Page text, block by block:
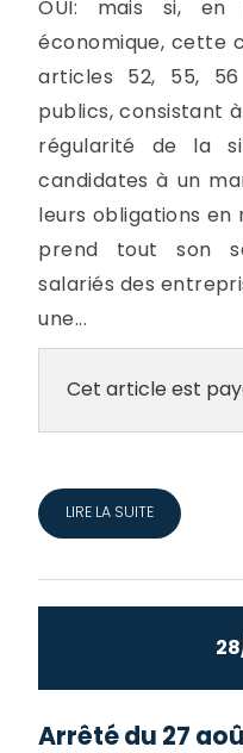
OUI: mais si, en
économique, cette
articles 52, 55,
publics, consistant
régularité de la
candidates à un
leurs obligations
prend tout son
salariés des
une...
Cet article est
LIRE LA SUITE
Arrêté du 27